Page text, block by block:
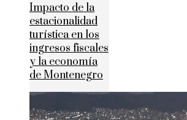
Impacto de la
estacionalidad
turística en los
ingresos fiscales
y la economía
de Montenegro